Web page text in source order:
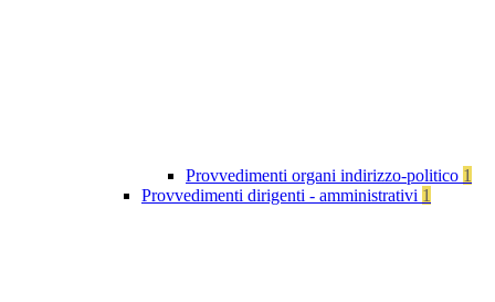
Provvedimenti organi indirizzo-politico 1
Provvedimenti dirigenti - amministrativi 1